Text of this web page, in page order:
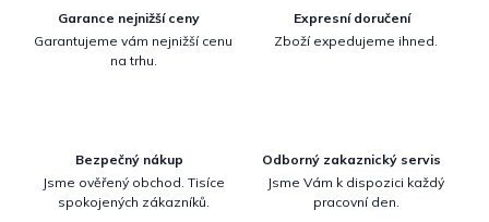
Garance nejnižší ceny
Garantujeme vám nejnižší cenu
na trhu.
Expresní doručení
Zboží expedujeme ihned.
Bezpečný nákup
Jsme ověřený obchod. Tisíce
spokojených zákazníků.
Odborný zakaznický servis
Jsme Vám k dispozici každý
pracovní den.